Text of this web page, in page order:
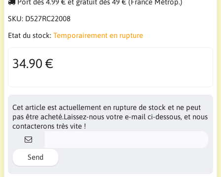
SKU: D527RC22008
Etat du stock: Temporairement en rupture
34.90 €
Cet article est actuellement en rupture de stock et ne peut
pas être acheté.Laissez-nous votre e-mail ci-dessous, et nous
contacterons très vite !
Send